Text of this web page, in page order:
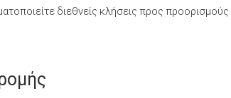
διεθνείς κλήσεις προς